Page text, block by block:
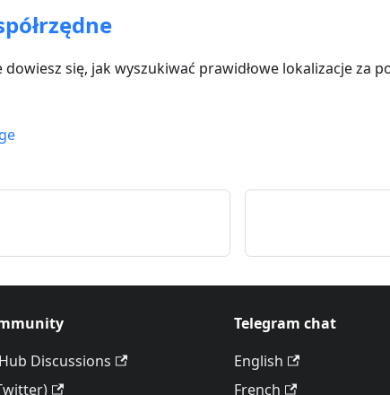
się, jak wyszukiwać prawidłowe lokalizacje za
Discussions
Telegram chat
English
French